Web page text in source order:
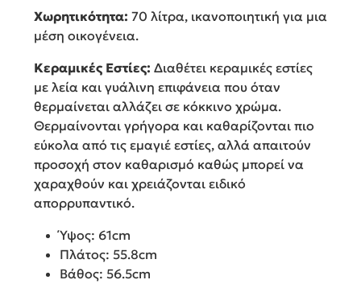
Χωρητικότητα: 70 λίτρα, ικανοποιητική για μια
μέση οικογένεια.
Κεραμικές Εστίες: Διαθέτει κεραμικές εστίες
με λεία και γυάλινη επιφάνεια που όταν
θερμαίνεται αλλάζει σε κόκκινο χρώμα.
Θερμαίνονται γρήγορα και καθαρίζονται πιο
εύκολα από τις εμαγιέ εστίες, αλλά απαιτούν
προσοχή στον καθαρισμό καθώς μπορεί να
χαραχθούν και χρειάζονται ειδικό
απορρυπαντικό.
Ύψος: 61cm
Πλάτος: 55.8cm
Βάθος: 56.5cm